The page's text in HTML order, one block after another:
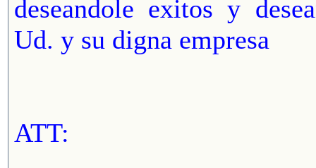
deseandole exitos y
Ud. y su digna empresa
ATT: